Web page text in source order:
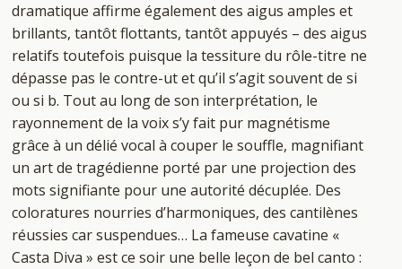
dramatique affirme également des aigus amples et
brillants, tantôt flottants, tantôt appuyés – des aigus
relatifs toutefois puisque la tessiture du rôle-titre ne
dépasse pas le contre-ut et qu’il s’agit souvent de si
ou si b. Tout au long de son interprétation, le
rayonnement de la voix s’y fait pur magnétisme
grâce à un délié vocal à couper le souffle, magnifiant
un art de tragédienne porté par une projection des
mots signifiante pour une autorité décuplée. Des
coloratures nourries d’harmoniques, des cantilènes
réussies car suspendues… La fameuse cavatine «
Casta Diva » est ce soir une belle leçon de bel canto :